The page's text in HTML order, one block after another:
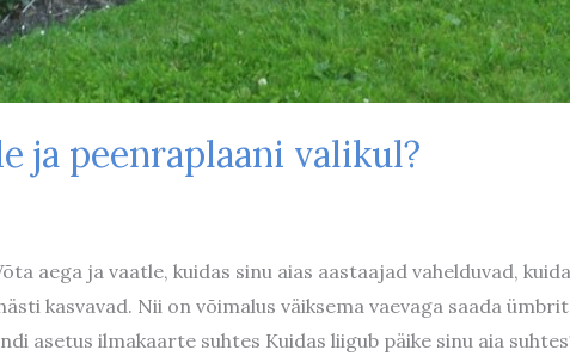
ja peenraplaani valikul?
aega ja vaatle, kuidas sinu aias aastaajad vahelduvad,
kasvavad. Nii on võimalus väiksema vaevaga saada
asetus ilmakaarte suhtes Kuidas liigub päike sinu aia